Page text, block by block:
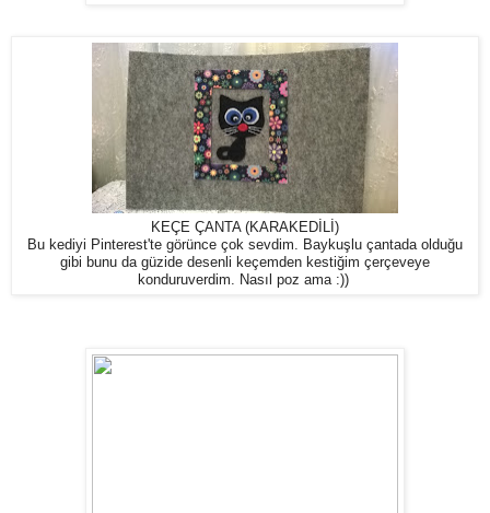
KEÇE ÇANTA (KARAKEDİLİ)
Bu kediyi Pinterest'te görünce çok sevdim. Baykuşlu çantada olduğu
gibi bunu da güzide desenli keçemden kestiğim çerçeveye
konduruverdim. Nasıl poz ama :))